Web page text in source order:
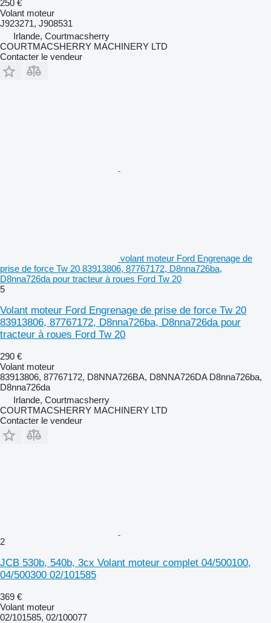
250 €
Volant moteur
J923271, J908531
Irlande, Courtmacsherry
COURTMACSHERRY MACHINERY LTD
Contacter le vendeur
volant moteur Ford Engrenage de
prise de force Tw 20 83913806, 87767172, D8nna726ba,
D8nna726da pour tracteur à roues Ford Tw 20
5
Volant moteur Ford Engrenage de prise de force Tw 20
83913806, 87767172, D8nna726ba, D8nna726da pour
tracteur à roues Ford Tw 20
290 €
Volant moteur
83913806, 87767172, D8NNA726BA, D8NNA726DA D8nna726ba,
D8nna726da
Irlande, Courtmacsherry
COURTMACSHERRY MACHINERY LTD
Contacter le vendeur
2
JCB 530b, 540b, 3cx Volant moteur complet 04/500100,
04/500300 02/101585
369 €
Volant moteur
02/101585, 02/100077